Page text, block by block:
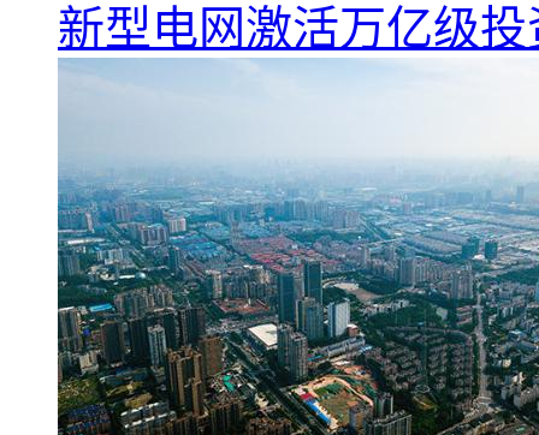
新型电网激活万亿级